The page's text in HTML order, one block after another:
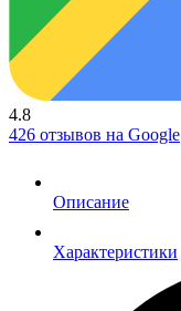
4.8
426 отзывов на Google
Описание
Характеристики